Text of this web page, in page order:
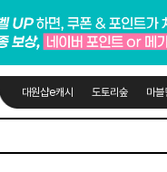
대원샵e캐시 도토리숲 마블